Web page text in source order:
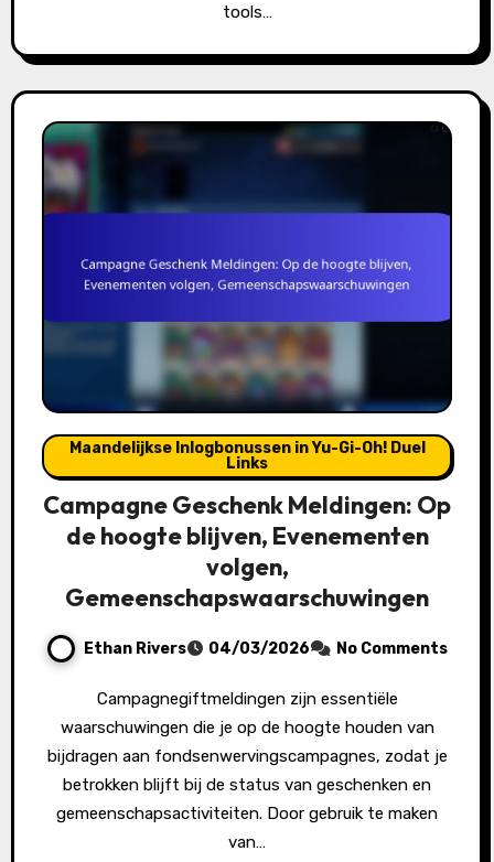
tools…
Maandelijkse Inlogbonussen in Yu-Gi-Oh! Duel
Links
Campagne Geschenk Meldingen: Op
de hoogte blijven, Evenementen
volgen,
Gemeenschapswaarschuwingen
Ethan Rivers 04/03/2026 No Comments
Campagnegiftmeldingen zijn essentiële
waarschuwingen die je op de hoogte houden van
bijdragen aan fondsenwervingscampagnes, zodat je
betrokken blijft bij de status van geschenken en
gemeenschapsactiviteiten. Door gebruik te maken
van…